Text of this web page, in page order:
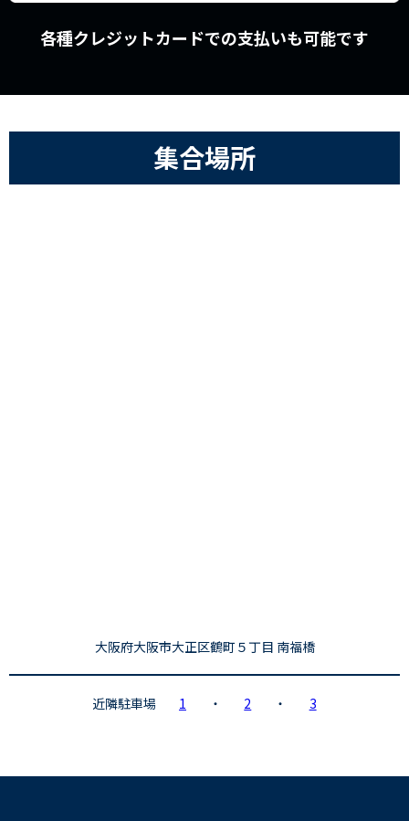
各種クレジットカードでの支払いも可能です
集合場所
大阪府大阪市大正区鶴町５丁目 南福橋
近隣駐車場 1 ・ 2 ・ 3